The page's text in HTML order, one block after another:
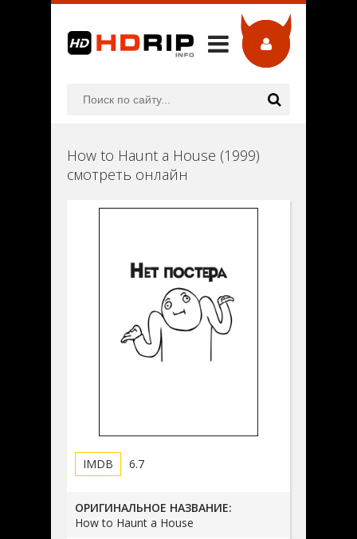
How to Haunt a House (1999)
смотреть онлайн
6.7
ОРИГИНАЛЬНОЕ НАЗВАНИЕ:
How to Haunt a House